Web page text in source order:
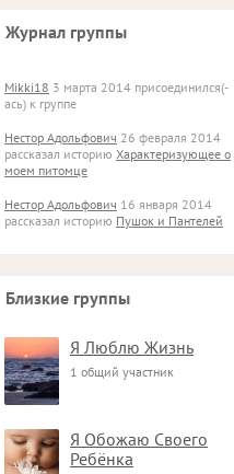
Журнал группы
Mikki18 3 марта 2014 присоединился(-
ась) к группе
Нестор Адольфович 26 февраля 2014
рассказал историю Характеризующее о
моем питомце
Нестор Адольфович 16 января 2014
рассказал историю Пушок и Пантелей
Близкие группы
Я Люблю Жизнь
1 общий участник
Я Обожаю Своего
Ребёнка